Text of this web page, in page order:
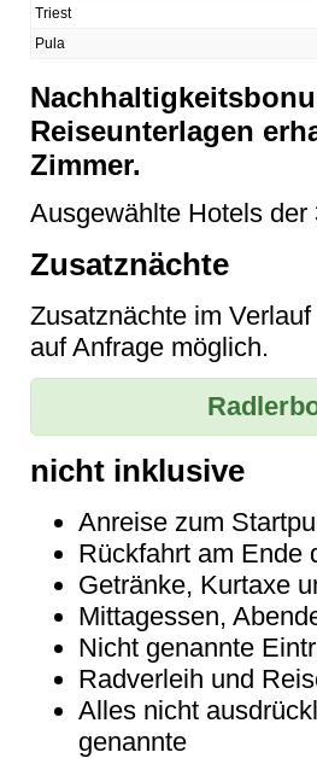
Triest
Pula
Reiseunterlagen
Zimmer.
Ausgewählte Hotels
Zusatznächte
Zusatznächte im
auf Anfrage möglich.
nicht inklusive
Anreise zum
Rückfahrt am Ende
Getränke, Kurtaxe
Mittagessen,
Nicht genannte
Radverleih und
Alles nicht
genannte